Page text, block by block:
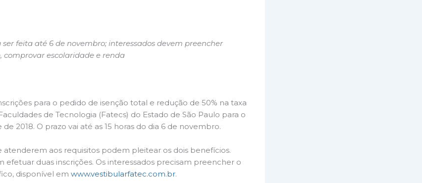
ser feita até 6 de novembro; interessados devem preencher
comprovar escolaridade e renda
para o pedido de isenção total e redução de 50% na taxa
de Tecnologia (Fatecs) do Estado de São Paulo para o
2018. O prazo vai até as 15 horas do dia 6 de novembro.
atenderem aos requisitos podem pleitear os dois benefícios.
efetuar duas inscrições. Os interessados precisam preencher o
disponível em www.vestibularfatec.com.br.